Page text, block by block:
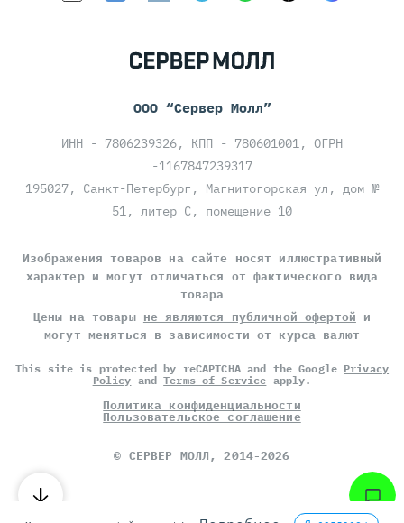
ООО “Сервер Молл”
ИНН - 7806239326, КПП - 780601001, ОГРН
-1167847239317
195027, Санкт-Петербург, Магнитогорская ул, дом №
51, литер С, помещение 10
Изображения товаров на сайте носят иллюстративный
характер и могут отличаться от фактического вида
товара
Цены на товары не являются публичной офертой и
могут меняться в зависимости от курса валют
This site is protected by reCAPTCHA and the Google Privacy
Policy andTerms of Service apply.
Политика конфиденциальности
Пользовательское соглашение
© СЕРВЕР МОЛЛ, 2014-2026